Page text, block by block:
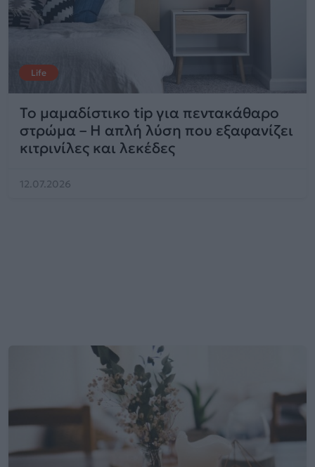
Life
Το μαμαδίστικο tip για πεντακάθαρο
στρώμα – Η απλή λύση που εξαφανίζει
κιτρινίλες και λεκέδες
12.07.2026